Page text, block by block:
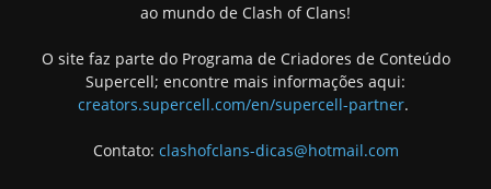
ao mundo de Clash of Clans!
O site faz parte do Programa de Criadores de Conteúdo
Supercell; encontre mais informações aqui:
creators.supercell.com/en/supercell-partner.
Contato: clashofclans-dicas@hotmail.com